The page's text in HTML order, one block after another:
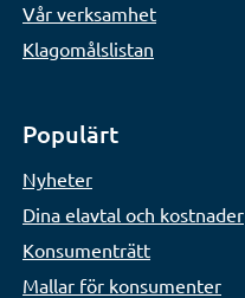
Vår verksamhet
Klagomålslistan
Populärt
Nyheter
Dina elavtal och kostnader
Konsumenträtt
Mallar för konsumenter